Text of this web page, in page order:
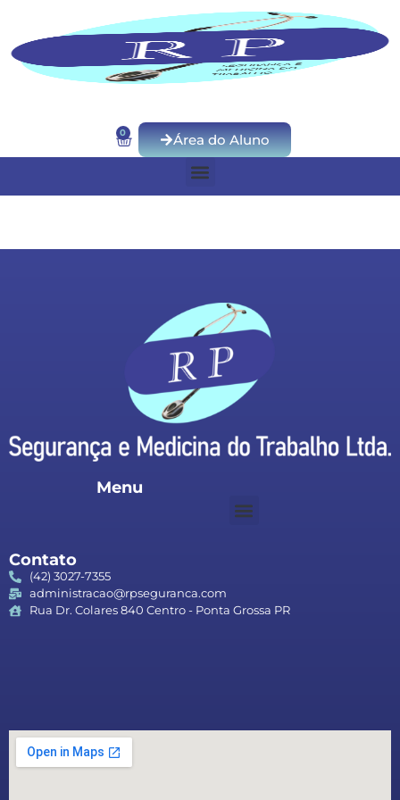
0 Área do Aluno
Menu
Contato
(42) 3027-7355
administracao@rpseguranca.com
Rua Dr. Colares 840 Centro - Ponta Grossa PR